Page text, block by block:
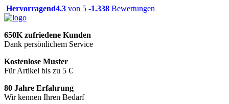
Hervorragend4.3 von 5 -1.338 Bewertungen
650K zufriedene Kunden
Dank persönlichem Service
Kostenlose Muster
Für Artikel bis zu 5 €
80 Jahre Erfahrung
Wir kennen Ihren Bedarf